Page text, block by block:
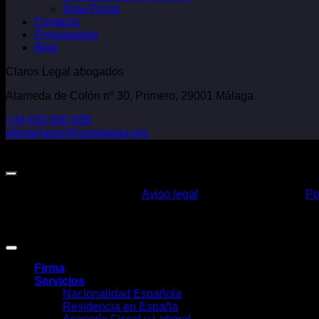
Área Penal
Contacto
Presupuesto
Blog
Claros Legal abogados
Alameda de Colón nº 30, Primero, 29001 Málaga
+34 630 600 938
elenaclaros@icamalaga.org
Aviso legal
Firma
Servicios
Nacionalidad Española
Residencia en España